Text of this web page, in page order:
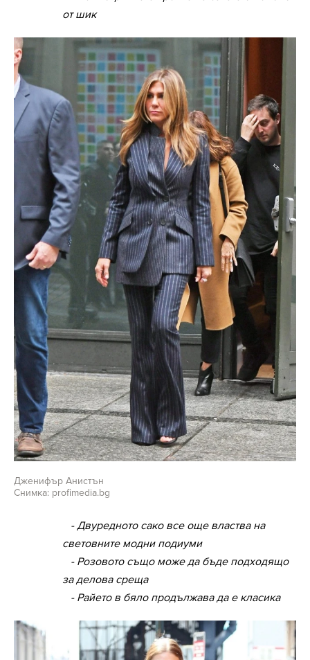
от шик
Дженифър Анистън
Снимка: profimedia.bg
- Двуредното сако все още властва на
световните модни подиуми
- Розовото също може да бъде подходящо
за делова среща
- Райето в бяло продължава да е класика